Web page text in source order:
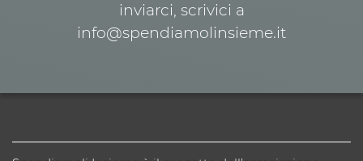
inviarci, scrivici a
info@spendiamolinsieme.it